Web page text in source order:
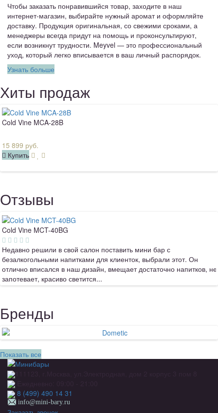
Чтобы заказать понравившийся товар, заходите в наш
интернет-магазин, выбирайте нужный аромат и оформляйте
доставку. Продукция оригинальная, со свежими сроками, а
менеджеры всегда придут на помощь и проконсультируют,
если возникнут трудности. Meyvel — это профессиональный
уход, который легко вписывается в ваш личный распорядок.
Узнать больше
Хиты продаж
Cold Vine MCA-28B
15 899 руб.
Купить
Отзывы
Cold Vine MCT-40BG
Недавно решили в свой салон поставить мини бар с
безалкогольными напитками для клиенток, выбрали этот. Он
отлично вписался в наш дизайн, вмещает достаточно напитков, не
запотевает, красиво светится...
Бренды
Показать все
8 (499) 490 14 31
info@mini-bary.ru